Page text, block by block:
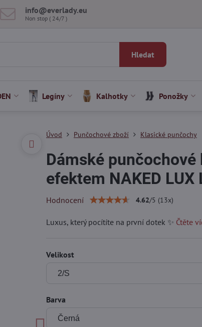
info​@everlady​.eu
Non stop ( 24/7 )
Hledat
Legíny Kalhotky Ponožky
Úvod Punčochové zboží Klasické punčochy
Dámské
efektem NAKED LUX
Hodnocení 4.62/5 (13x)
Luxus, který pocítíte na první dotek ✨ Čtěte
Velikost
Barva